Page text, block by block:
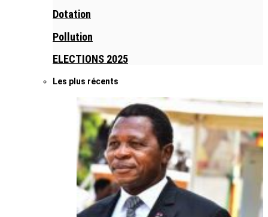
Dotation
Pollution
ELECTIONS 2025
Les plus récents